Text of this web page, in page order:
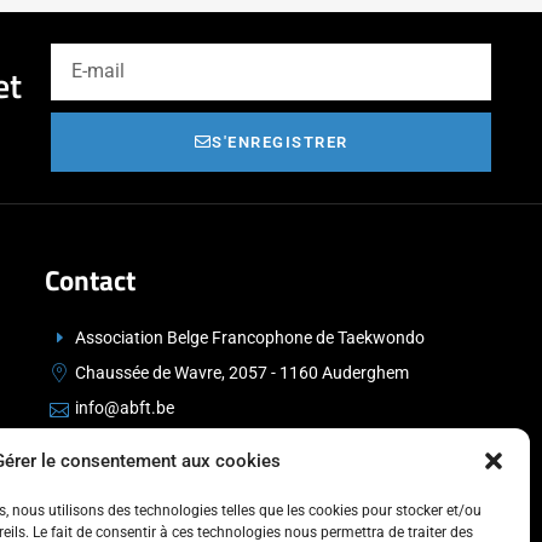
le consentement aux cookies
nous utilisons des technologies telles que les cookies pour stocker et/ou
Le fait de consentir à ces technologies nous permettra de traiter des
S'ENREGISTRER
Contact
Association Belge Francophone de Taekwondo
Chaussée de Wavre, 2057 - 1160 Auderghem
info@abft.be